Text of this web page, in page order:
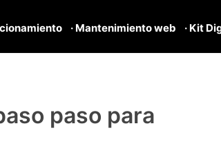
· Mantenimiento web · Kit
paso para